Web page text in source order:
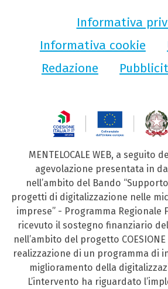
Informativa
Informativa cookie
Redazione
MENTELOCALE WEB, a seguito
agevolazione presentata in
nell’ambito del Bando
progetti di digitalizzazione nelle
imprese” - Programma Regionale
ricevuto il sostegno finanziario
nell’ambito del progetto COESIONE
realizzazione di un programma di
miglioramento della
L’intervento ha riguardato